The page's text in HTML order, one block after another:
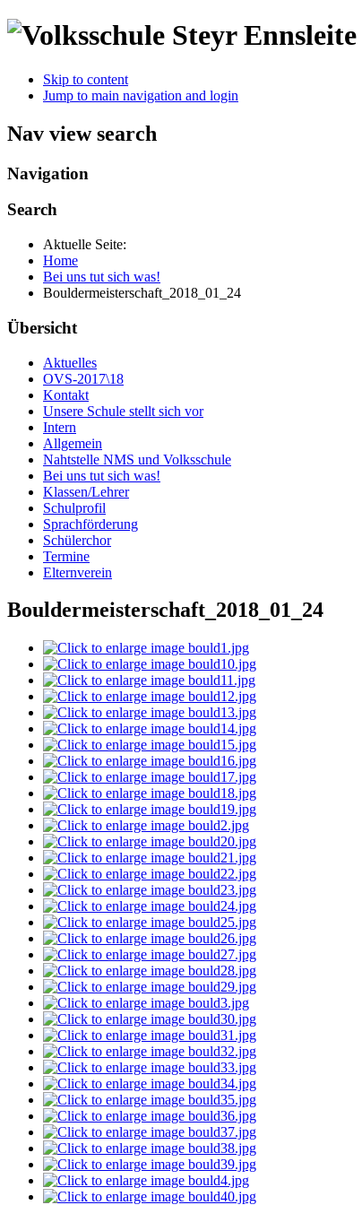
Skip to content
Jump to main navigation and login
Nav view search
Navigation
Search
Aktuelle Seite:
Home
Bei uns tut sich was!
Bouldermeisterschaft_2018_01_24
Übersicht
Aktuelles
OVS-2017\18
Kontakt
Unsere Schule stellt sich vor
Intern
Allgemein
Nahtstelle NMS und Volksschule
Bei uns tut sich was!
Klassen/Lehrer
Schulprofil
Sprachförderung
Schülerchor
Termine
Elternverein
Bouldermeisterschaft_2018_01_24